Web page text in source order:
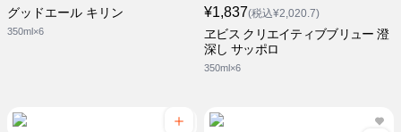
グッドエール キリン
350ml×6
¥1,837(税込¥2,020.7)
ヱビス クリエイティブブリュー 澄
深し サッポロ
350ml×6